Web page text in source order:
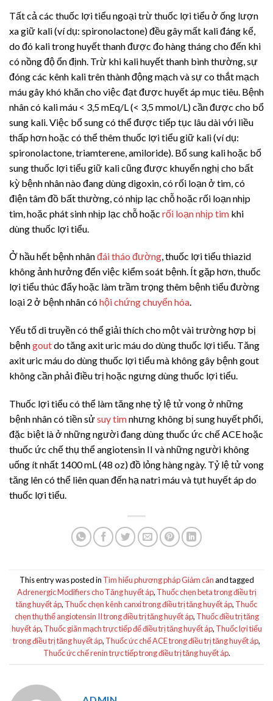
Tất cả các thuốc lợi tiểu ngoại trừ thuốc lợi tiểu ở ống lượn
xa giữ kali (ví dụ: spironolactone) đều gây mất kali đáng kể,
do đó kali trong huyết thanh được đo hàng tháng cho đến khi
có nồng độ ổn định. Trừ khi kali huyết thanh bình thường, sự
đóng các kênh kali trên thành động mạch và sự co thắt mạch
máu gây khó khăn cho việc đạt được huyết áp mục tiêu. Bệnh
nhân có kali máu < 3,5 mEq/L (< 3,5 mmol/L) cần được cho bổ
sung kali. Việc bổ sung có thể được tiếp tục lâu dài với liều
thấp hơn hoặc có thể thêm thuốc lợi tiểu giữ kali (ví dụ:
spironolactone, triamterene, amiloride). Bổ sung kali hoặc bổ
sung thuốc lợi tiểu giữ kali cũng được khuyến nghị cho bất
kỳ bệnh nhân nào đang dùng digoxin, có rối loạn ở tim, có
điện tâm đồ bất thường, có nhịp lạc chỗ hoặc rối loạn nhịp
tim, hoặc phát sinh nhịp lạc chỗ hoặc rối loạn nhịp tim khi
dùng thuốc lợi tiểu.
Ở hầu hết bệnh nhânđái tháo đường, thuốc lợi tiểu thiazid
không ảnh hưởng đến việc kiểm soát bệnh. Ít gặp hơn, thuốc
lợi tiểu thúc đẩy hoặc làm trầm trọng thêm bệnh tiểu đường
loại 2 ở bệnh nhân cóhội chứng chuyển hóa.
Yếu tố di truyền có thể giải thích cho một vài trường hợp bị
bệnhgoutdo tăng axit uric máu do dùng thuốc lợi tiểu. Tăng
axit uric máu do dùng thuốc lợi tiểu mà không gây bệnh gout
không cần phải điều trị hoặc ngưng dùng thuốc lợi tiểu.
Thuốc lợi tiểu có thể làm tăng nhẹ tỷ lệ tử vong ở những
bệnh nhân có tiền sửsuy timnhưng không bị sung huyết phổi,
đặc biệt là ở những người đang dùng thuốc ức chế ACE hoặc
thuốc ức chế thụ thểangiotensin II và những người không
uống ít nhất 1400 mL (48 oz) đồ lỏng hàng ngày. Tỷ lệ tử vong
tăng lên có thể liên quan đến hạ natri máu và tụt huyết áp do
thuốc lợi tiểu.
This entry was posted in Tìm hiểu phương pháp Giảm cânand tagged
Adrenergic Modifiers cho Tăng huyết áp, Thuốc chẹn beta trong điều trị
tăng huyết áp, Thuốc chẹn kênh canxi trong điều trị tăng huyết áp, Thuốc
chẹn thụ thể angiotensin II trong điều trị tăng huyết áp, Thuốc điều trị tăng
huyết áp, Thuốc giãn mạch trực tiếp để điều trị tăng huyết áp, Thuốc lợi tiểu
trong điều trị tăng huyết áp, Thuốc ức chế ACE trong điều trị tăng huyết áp,
Thuốc ức chế renin trực tiếp trong điều trị tăng huyết áp.